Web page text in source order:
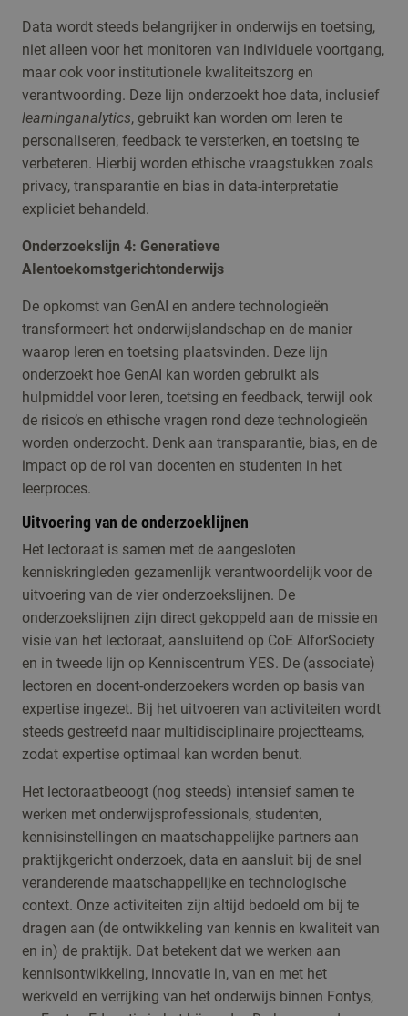
Data wordt steeds belangrijker in onderwijs en toetsing,
niet alleen voor het monitoren van individuele voortgang,
maar ook voor institutionele kwaliteitszorg en
verantwoording. Deze lijn onderzoekt hoe data, inclusief
learninganalytics, gebruikt kan worden om leren te
personaliseren, feedback te versterken, en toetsing te
verbeteren. Hierbij worden ethische vraagstukken zoals
privacy, transparantie en bias in data-interpretatie
expliciet behandeld.
Onderzoekslijn 4: Generatieve
AIentoekomstgerichtonderwijs
De opkomst van GenAI en andere technologieën
transformeert het onderwijslandschap en de manier
waarop leren en toetsing plaatsvinden. Deze lijn
onderzoekt hoe GenAI kan worden gebruikt als
hulpmiddel voor leren, toetsing en feedback, terwijl ook
de risico’s en ethische vragen rond deze technologieën
worden onderzocht. Denk aan transparantie, bias, en de
impact op de rol van docenten en studenten in het
leerproces.
Uitvoering van de onderzoeklijnen
Het lectoraat is samen met de aangesloten
kenniskringleden gezamenlijk verantwoordelijk voor de
uitvoering van de vier onderzoekslijnen. De
onderzoekslijnen zijn direct gekoppeld aan de missie en
visie van het lectoraat, aansluitend op CoE AIforSociety
en in tweede lijn op Kenniscentrum YES. De (associate)
lectoren en docent-onderzoekers worden op basis van
expertise ingezet. Bij het uitvoeren van activiteiten wordt
steeds gestreefd naar multidisciplinaire projectteams,
zodat expertise optimaal kan worden benut.
Het lectoraatbeoogt (nog steeds) intensief samen te
werken met onderwijsprofessionals, studenten,
kennisinstellingen en maatschappelijke partners aan
praktijkgericht onderzoek, data en aansluit bij de snel
veranderende maatschappelijke en technologische
context. Onze activiteiten zijn altijd bedoeld om bij te
dragen aan (de ontwikkeling van kennis en kwaliteit van
en in) de praktijk. Dat betekent dat we werken aan
kennisontwikkeling, innovatie in, van en met het
werkveld en verrijking van het onderwijs binnen Fontys,